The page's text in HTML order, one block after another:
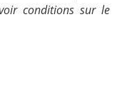
conditions sur le